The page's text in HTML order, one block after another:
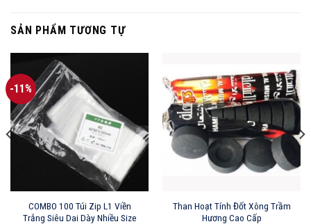
SẢN PHẨM TƯƠNG TỰ
-11%
COMBO 100 Túi Zip L1 Viền
Trắng Siêu Dai Dày Nhiều Size
Than Hoạt Tính Đốt Xông Trầm
Hương Cao Cấp